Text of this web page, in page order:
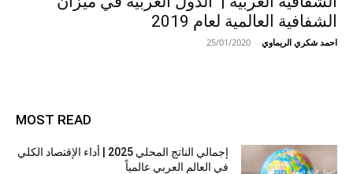
الشفافية العالمية لعام 2019
احمد شكري الريماوي -
25/01/2020
MOST READ
إجمالي الناتج المحلي 2025 | أداء الإقتصاد الكلي
في العالم العربي عالمياً